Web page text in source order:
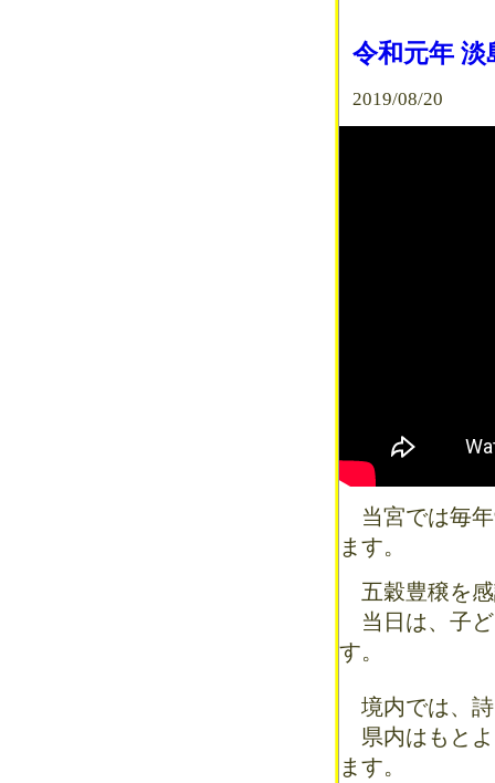
令和元年
2019/08/20
当宮では毎年
ます。
五穀豊穣を感
当日は、子ど
す。
境内では、詩
県内はもとよ
ます。